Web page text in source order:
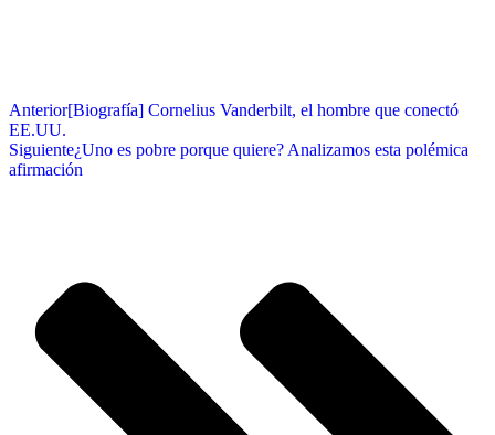
Anterior[Biografía] Cornelius Vanderbilt, el hombre que conectó
EE.UU.
Siguiente¿Uno es pobre porque quiere? Analizamos esta polémica
afirmación